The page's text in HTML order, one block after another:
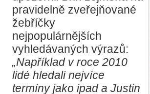
pravidelně zveřejňované
žebříčky
nejpopulárnějších
vyhledávaných výrazů:
„Například v roce 2010
lidé hledali nejvíce
termíny jako ipad a Justin